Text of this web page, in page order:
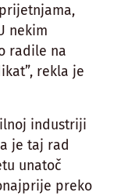
nekim
radile na
rekla je
industriji
je taj rad
unatoč
preko